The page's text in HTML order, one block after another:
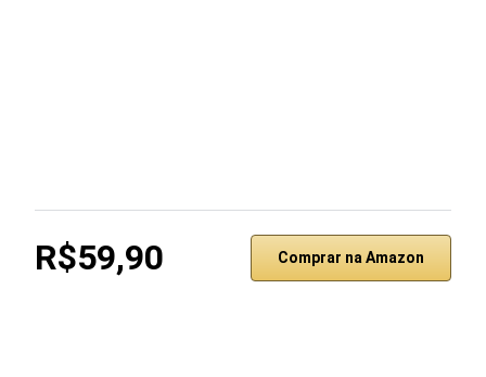
R$59,90 Comprar na Amazon